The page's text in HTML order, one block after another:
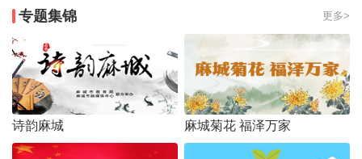
专题集锦 更多>
诗韵麻城 麻城菊花 福泽万家